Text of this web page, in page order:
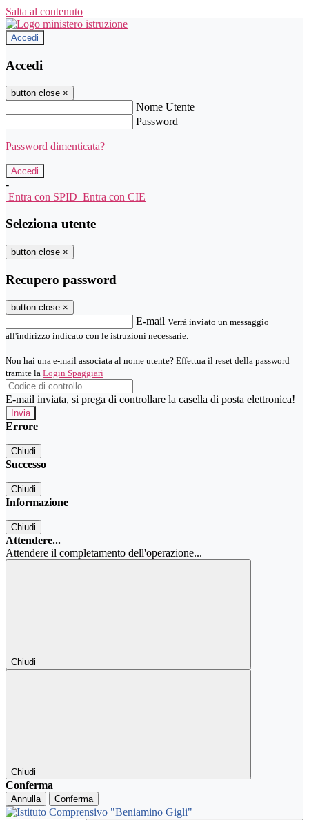
Salta al contenuto
Accedi
Accedi
button close ×
Nome Utente
Password
Password dimenticata?
-
Entra con SPID Entra con CIE
Seleziona utente
button close ×
Recupero password
button close ×
E-mail Verrà inviato un messaggio
all'indirizzo indicato con le istruzioni necessarie.
Non hai una e-mail associata al nome utente? Effettua il reset della password
tramite la Login Spaggiari
E-mail inviata, si prega di controllare la casella di posta elettronica!
Errore
Chiudi
Successo
Chiudi
Informazione
Chiudi
Attendere...
Attendere il completamento dell'operazione...
Chiudi
Chiudi
Conferma
Annulla Conferma